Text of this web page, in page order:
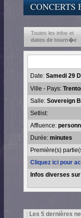
CONCERTS
Toutes les infos et
dates de tourn�e
Date: Samedi 29
Ville - Pays:
Salle: Sovereign
Setlist:
Affluence:
Durée: minutes
Première(s)
Cliquez ici pour
Infos diverses
Les 5 dernières